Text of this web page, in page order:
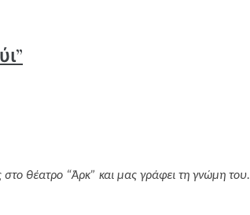
θέατρο “Άρκ” και μας γράφει τη γνώμη του.